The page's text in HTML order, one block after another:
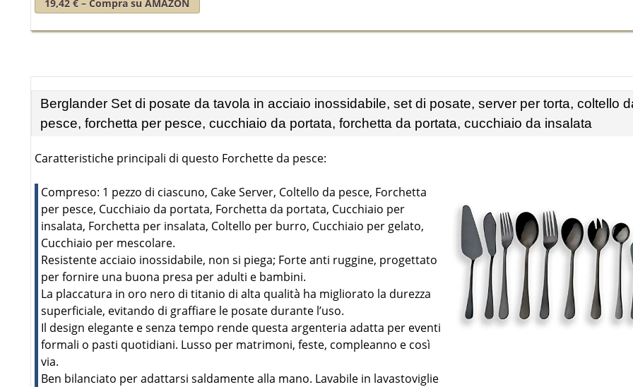
19,42 € – Compra su AMAZON
Berglander Set di posate da tavola in acciaio inossidabile, set di posate, server per torta, coltello
pesce, forchetta per pesce, cucchiaio da portata, forchetta da portata, cucchiaio da insalata
Caratteristiche principali di questo Forchette da pesce:
Compreso: 1 pezzo di ciascuno, Cake Server, Coltello da pesce, Forchetta
per pesce, Cucchiaio da portata, Forchetta da portata, Cucchiaio per
insalata, Forchetta per insalata, Coltello per burro, Cucchiaio per gelato,
Cucchiaio per mescolare.
Resistente acciaio inossidabile, non si piega; Forte anti ruggine, progettato
per fornire una buona presa per adulti e bambini.
La placcatura in oro nero di titanio di alta qualità ha migliorato la durezza
superficiale, evitando di graffiare le posate durante l’uso.
Il design elegante e senza tempo rende questa argenteria adatta per eventi
formali o pasti quotidiani. Lusso per matrimoni, feste, compleanno e così
via.
Ben bilanciato per adattarsi saldamente alla mano. Lavabile in lavastoviglie